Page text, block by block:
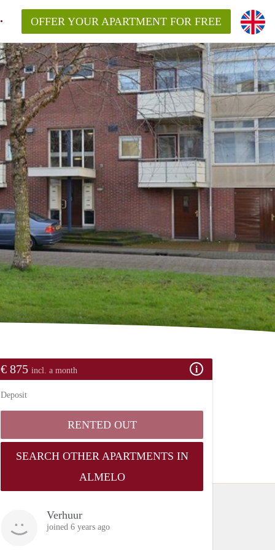
OFFER YOUR APARTMENT FOR FREE
€ 875 incl. a month
Deposit
RENTED OUT
SEARCH OTHER APARTMENTS IN
ALMELO
Verhuur
joined 6 years ago